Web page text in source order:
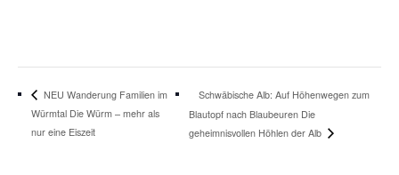
NEU Wanderung Familien im
Würmtal Die Würm – mehr als
nur eine Eiszeit
Schwäbische Alb: Auf Höhenwegen zum
Blautopf nach Blaubeuren Die
geheimnisvollen Höhlen der Alb